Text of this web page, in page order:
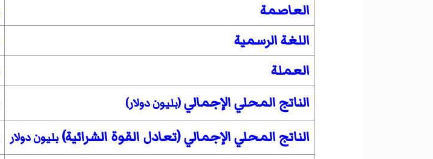
العاصمة
اللغة الرسمية
العملة
الناتج المحلي الإجمالي(بليون دولار)
الناتج المحلي الإجمالي (تعادل القوة الشرائية) بليون دولار